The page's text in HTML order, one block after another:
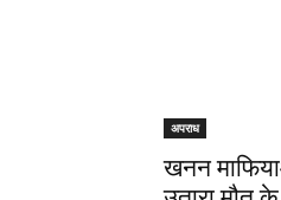
अपराध
खनन